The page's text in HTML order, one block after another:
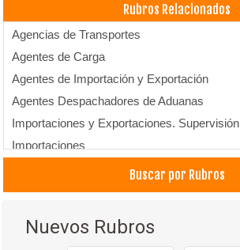
Rubros Relacionados
Agencias de Transportes
Agentes de Carga
Agentes de Importación y Exportación
Agentes Despachadores de Aduanas
Importaciones y Exportaciones. Supervisión
Importaciones
Buscar por Rubros
Nuevos Rubros